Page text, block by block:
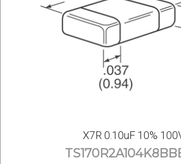
X7R 0.10uF 10%